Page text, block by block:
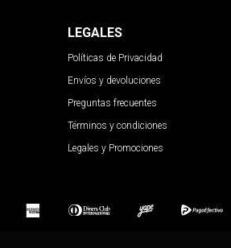
LEGALES
Políticas de Privacidad
Envíos y devoluciones
Preguntas frecuentes
Términos y condiciones
Legales y Promociones